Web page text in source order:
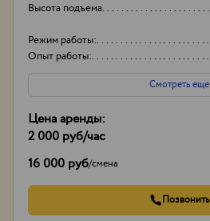
Высота подъема
Режим работы:
Опыт работы:
Способ оплаты
Смотреть еще
Цена аренды:
2 000 руб/час
16 000 руб/смена
Позвонить